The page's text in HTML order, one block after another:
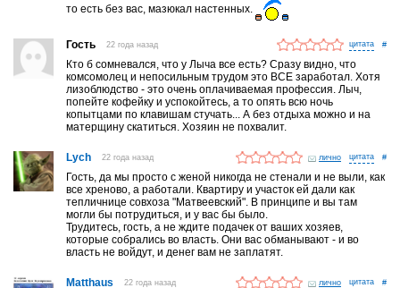
то есть без вас, мазюкал настенных.
Гость 22 года назад #
Кто б сомневался, что у Лыча все есть? Сразу видно, что
комсомолец и непосильным трудом это ВСЕ заработал. Хотя
лизоблюдство - это очень оплачиваемая профессия. Лыч,
попейте кофейку и успокойтесь, а то опять всю ночь
копытцами по клавишам стучать... А без отдыха можно и на
матерщину скатиться. Хозяин не похвалит.
Lych 22 года назад лично #
Гость, да мы просто с женой никогда не стенали и не выли, как
все хреново, а работали. Квартиру и участок ей дали как
тепличнице совхоза "Матвеевский". В принципе и вы там
могли бы потрудиться, и у вас бы было.
Трудитесь, гость, а не ждите подачек от ваших хозяев,
которые собрались во власть. Они вас обманывают - и во
власть не войдут, и денег вам не заплатят.
Matthaus 22 года назад лично #